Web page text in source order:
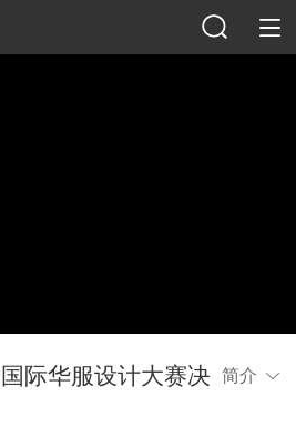
际华服设计大赛决
简介